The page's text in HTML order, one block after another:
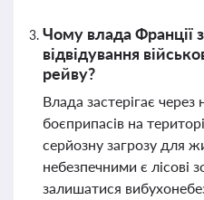
Чому влада Франції
відвідування
рейву?
Влада застерігає через
боєприпасів на
серйозну загрозу для
небезпечними є лісові
залишатися